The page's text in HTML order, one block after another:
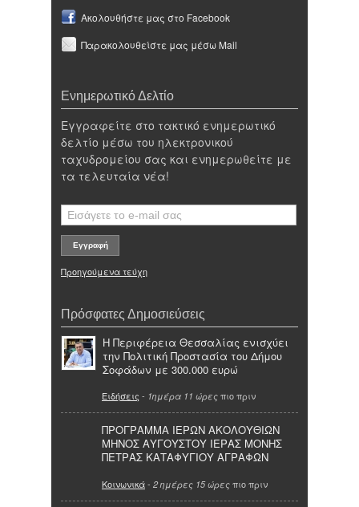
Ακολουθήστε μας στο Facebook
Παρακολουθείστε μας μέσω Mail
Ενημερωτικό Δελτίο
Εγγραφείτε στο τακτικό ενημερωτικό
δελτίο μέσω του ηλεκτρονικού
ταχυδρομείου σας και ενημερωθείτε με
τα τελευταία νέα!
Προηγούμενα τεύχη
Πρόσφατες Δημοσιεύσεις
Η Περιφέρεια Θεσσαλίας ενισχύει
την Πολιτική Προστασία του Δήμου
Σοφάδων με 300.000 ευρώ
Ειδήσεις - 1ημέρα 11 ώρες πιο πριν
ΠΡΟΓΡΑΜΜΑ ΙΕΡΩΝ ΑΚΟΛΟΥΘΙΩΝ
ΜΗΝΟΣ ΑΥΓΟΥΣΤΟΥ ΙΕΡΑΣ ΜΟΝΗΣ
ΠΕΤΡΑΣ ΚΑΤΑΦΥΓΙΟΥ ΑΓΡΑΦΩΝ
Κοινωνικά- 2 ημέρες 15 ώρες πιο πριν